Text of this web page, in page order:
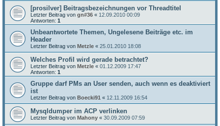
[prosilver] Beitragsbezeichnungen vor Threadtitel
Letzter Beitrag von gn#36 « 12.09.2010 00:09
Antworten: 1
Unbeantwortete Themen, Ungelesene Beiträge etc. im
Header
Letzter Beitrag von Metzle « 25.01.2010 18:08
Welches Profil wird gerade betrachtet?
Letzter Beitrag von Metzle « 01.12.2009 17:47
Antworten: 1
Gruppe darf PMs an User senden, auch wenn es deaktiviert
ist
Letzter Beitrag von Boecki91 « 12.11.2009 16:54
Mysqldumper im ACP verlinken
Letzter Beitrag von Mahony « 30.09.2009 07:59